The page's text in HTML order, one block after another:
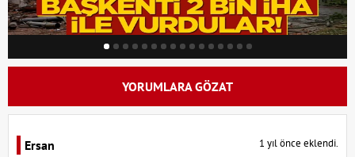
YORUMLARA GÖZAT
Ersan 1 yıl önce eklendi.